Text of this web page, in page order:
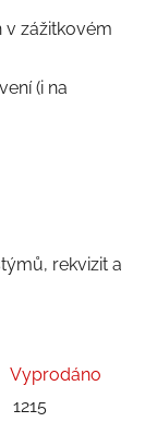
v zážitkovém
(i na
rekvizit a
Vyprodáno
1215